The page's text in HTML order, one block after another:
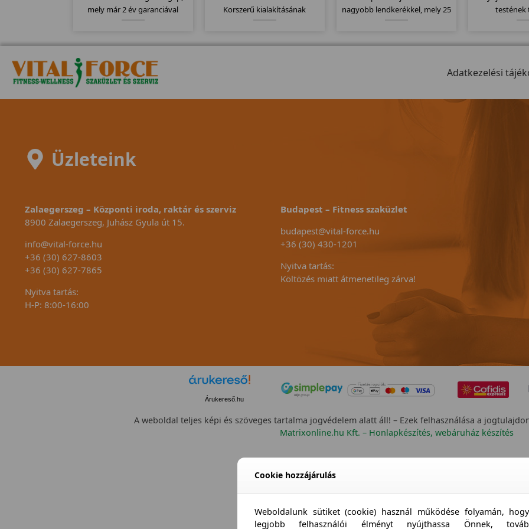
mely már 2 év garanciával
kategóriájához képest
130x43cm-es futófelülettel
rendelkezik.
Korszerű kialakításának
különböző "állomásokat" a
nagyobb lendkerékkel, mely 25
Computere kompatibilis a
testének
év
Adatkezelési
Üzleteink
Zalaegerszeg – Központi iroda, raktár és szerviz
8900 Zalaegerszeg, Juhász Gyula út 15.
info@vital-force.hu
+36 (30) 627-8603
+36 (30) 627-7865
Nyitva tartás:
H-P: 8:00-16:00
Budapest – Fitness szaküzlet
budapest@vital-force.hu
+36 (30) 430-1201
Nyitva tartás:
Költözés miatt átmenetileg zárva!
Árukereső.hu
A weboldal teljes képi és szöveges tartalma jogvédelem alatt áll! – Ezek felhasználása a
Matrixonline.hu Kft. – Honlapkészítés, webáruház készítés
Cookie hozzájárulás
Weboldalunk sütiket (cookie) használ működése folyamán,
legjobb felhasználói élményt nyújthassa Önnek,